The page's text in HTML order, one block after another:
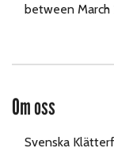
between
Om oss
Svenska